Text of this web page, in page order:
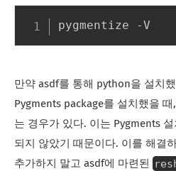
만약 asdf를 통해 python을 설치
Pygments package를 설치했을
는 경우가 있다. 이는 Pygments 설
되지 않았기 때문이다. 이를 해결
추가하지 말고 asdf에 마련된